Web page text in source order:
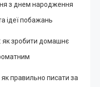
з днем народження
ідеї побажань
як зробити домашнє
як правильно писати за